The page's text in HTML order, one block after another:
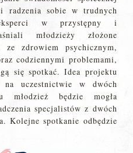
radzenia sobie w trudnych
w przystępny i
młodzieży złożone
ze zdrowiem psychicznym,
codziennymi problemami,
się spotkać. Idea projektu
uczestnictwie w dwóch
młodzież będzie mogła
specjalistów z dwóch
Kolejne spotkanie odbędzie